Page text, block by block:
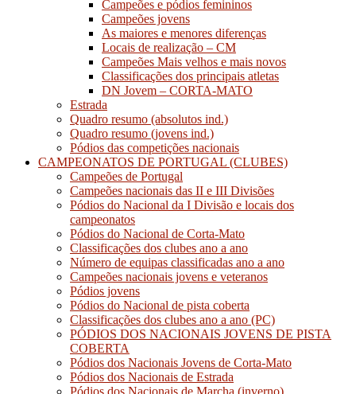
Campeões e pódios femininos
Campeões jovens
As maiores e menores diferenças
Locais de realização – CM
Campeões Mais velhos e mais novos
Classificações dos principais atletas
DN Jovem – CORTA-MATO
Estrada
Quadro resumo (absolutos ind.)
Quadro resumo (jovens ind.)
Pódios das competições nacionais
CAMPEONATOS DE PORTUGAL (CLUBES)
Campeões de Portugal
Campeões nacionais das II e III Divisões
Pódios do Nacional da I Divisão e locais dos
campeonatos
Pódios do Nacional de Corta-Mato
Classificações dos clubes ano a ano
Número de equipas classificadas ano a ano
Campeões nacionais jovens e veteranos
Pódios jovens
Pódios do Nacional de pista coberta
Classificações dos clubes ano a ano (PC)
PÓDIOS DOS NACIONAIS JOVENS DE PISTA
COBERTA
Pódios dos Nacionais Jovens de Corta-Mato
Pódios dos Nacionais de Estrada
Pódios dos Nacionais de Marcha (inverno)